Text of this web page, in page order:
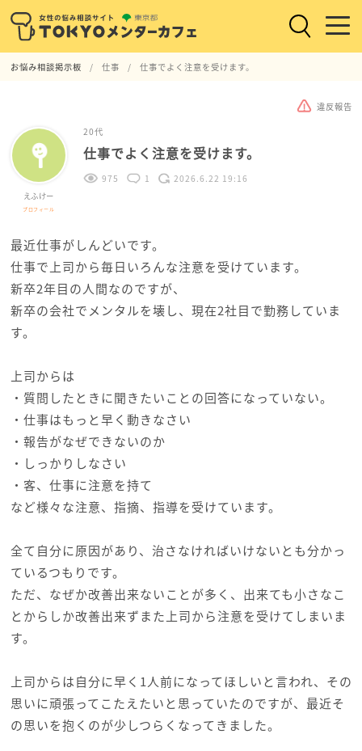
お悩み相談掲示板 仕事 仕事でよく注意を受けます。
違反報告
えふけー
プロフィール
20代
仕事でよく注意を受けます。
975 1 2026.6.22 19:16
最近仕事がしんどいです。
仕事で上司から毎日いろんな注意を受けています。
新卒2年目の人間なのですが、
新卒の会社でメンタルを壊し、現在2社目で勤務していま
す。
上司からは
・質問したときに聞きたいことの回答になっていない。
・仕事はもっと早く動きなさい
・報告がなぜできないのか
・しっかりしなさい
・客、仕事に注意を持て
など様々な注意、指摘、指導を受けています。
全て自分に原因があり、治さなければいけないとも分かっ
ているつもりです。
ただ、なぜか改善出来ないことが多く、出来ても小さなこ
とからしか改善出来ずまた上司から注意を受けてしまいま
す。
上司からは自分に早く1人前になってほしいと言われ、その
思いに頑張ってこたえたいと思っていたのですが、最近そ
の思いを抱くのが少しつらくなってきました。